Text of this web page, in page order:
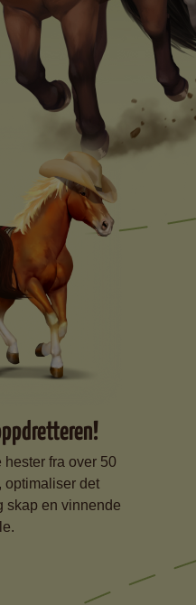
fra over 50
optimaliser det
skap en vinnende